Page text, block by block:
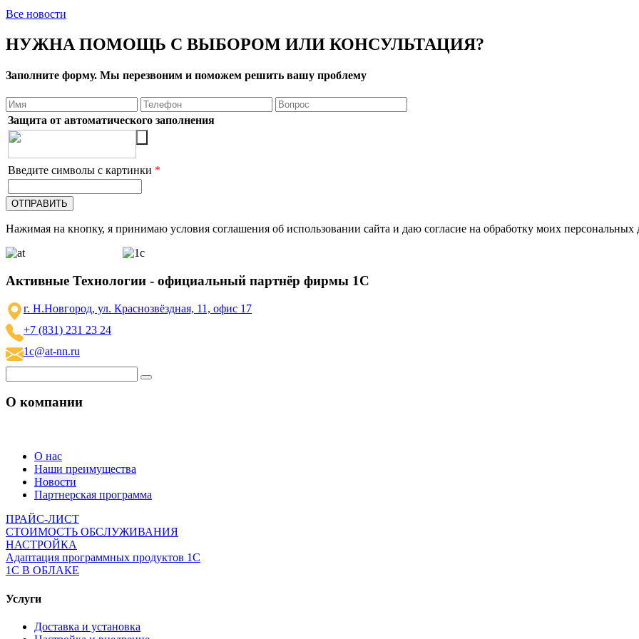
Все новости
НУЖНА ПОМОЩЬ С ВЫБОРОМ ИЛИ КОНСУЛЬТАЦИЯ?
Заполните форму. Мы перезвоним и поможем решить вашу проблему
Защита от автоматического заполнения
Введите символы с картинки *
Нажимая на кнопку, я принимаю условия соглашения об использовании сайта и даю согласие на обработку моих персональных
Активные Технологии - официальный партнёр фирмы 1С
г. Н.Новгород, ул. Краснозвёздная, 11, офис 17
+7 (831) 231 23 24
1c@at-nn.ru
О компании
О нас
Наши преимущества
Новости
Партнерская программа
ПРАЙС-ЛИСТ
СТОИМОСТЬ ОБСЛУЖИВАНИЯ
НАСТРОЙКА
Адаптация программных продуктов 1С
1С В ОБЛАКЕ
Услуги
Доставка и установка